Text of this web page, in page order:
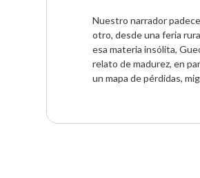
Nuestro narrador
otro, desde una feria
esa materia insólita,
relato de madurez, en
un mapa de pérdidas,